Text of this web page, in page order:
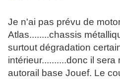
Je n'ai pas prévu de
Atlas........chassis
surtout dégradation
intérieur..........donc il
autorail base Jouef. Le